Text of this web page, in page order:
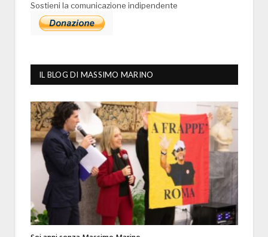
Sostieni la comunicazione indipendente
IL BLOG DI MASSIMO MARINO